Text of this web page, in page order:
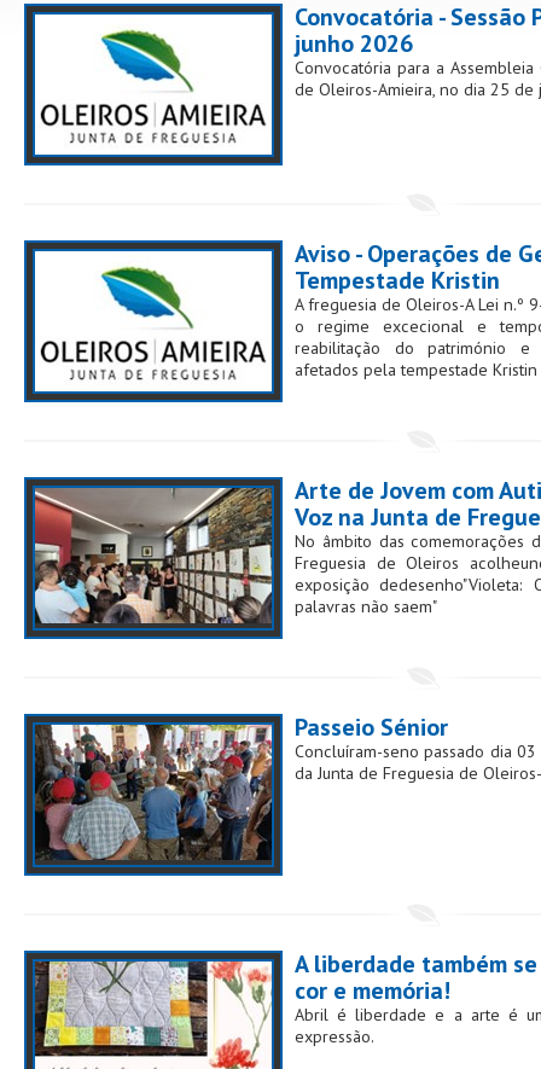
Convocatória - Sessão
junho 2026
Convocatória para a
de Oleiros-Amieira, no dia 25
Aviso - Operações de
Tempestade Kristin
A freguesia de Oleiros-A Lei n.º
o regime excecional e
reabilitação do património e
afetados pela tempestade Kristin
Arte de Jovem com
Voz na Junta de
No âmbito das comemorações
Freguesia de Oleiros
exposição
palavras não saem"
Passeio Sénior
Concluíram-seno passado dia
da Junta de Freguesia de
A liberdade também
cor e memória!
Abril é liberdade e a arte é
expressão.